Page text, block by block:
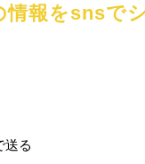
情報をsnsで
送る